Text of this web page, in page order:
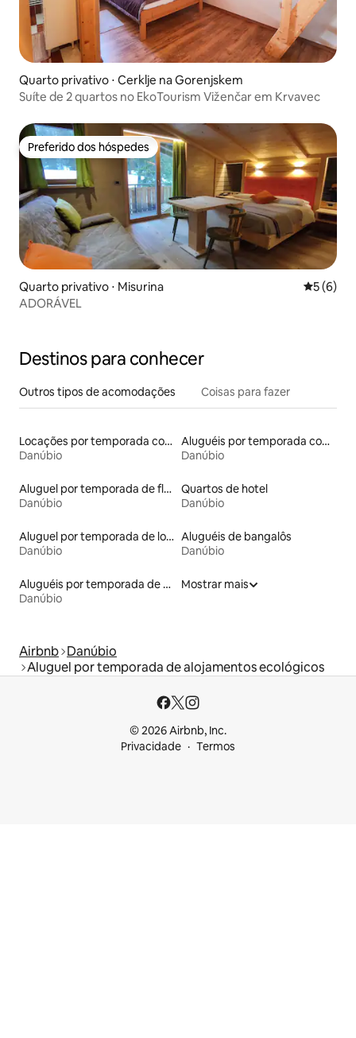
Quarto privativo ⋅ Cerklje na Gorenjskem
Suíte de 2 quartos no EkoTourism Viženčar em Krvavec
Preferido dos hóspedes
Preferido dos hóspedes
Quarto privativo ⋅ Misurina 5 de
5 (6)
ADORÁVEL
Destinos para conhecer
Outros tipos de acomodações Coisas para fazer
Locações por temporada com piscina
Danúbio
Aluguéis por temporada com vista para a praia
Danúbio
Aluguel por temporada de flats
Danúbio
Quartos de hotel
Danúbio
Aluguel por temporada de lofts
Danúbio
Aluguéis de bangalôs
Danúbio
Aluguéis por temporada de acomodações de luxo
Danúbio
Mostrar mais
Airbnb Danúbio
Aluguel por temporada de alojamentos ecológicos
© 2026 Airbnb, Inc.
Privacidade
Termos